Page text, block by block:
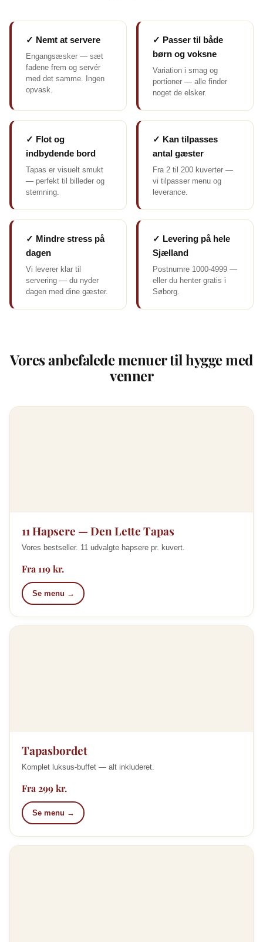
✓ Nemt at servere
Engangsæsker — sæt
fadene frem og servér
med det samme. Ingen
opvask.
✓ Passer til både
børn og voksne
Variation i smag og
portioner — alle finder
noget de elsker.
✓ Flot og
indbydende bord
Tapas er visuelt smukt
— perfekt til billeder og
stemning.
✓ Kan tilpasses
antal gæster
Fra 2 til 200 kuverter —
vi tilpasser menu og
leverance.
✓ Mindre stress på
dagen
Vi leverer klar til
servering — du nyder
dagen med dine gæster.
✓ Levering på hele
Sjælland
Postnumre 1000-4999 —
eller du henter gratis i
Søborg.
Vores anbefalede menuer til hygge med
venner
11 Hapsere — Den Lette Tapas
Vores bestseller. 11 udvalgte hapsere pr. kuvert.
Fra 119 kr.
Se menu →
Tapasbordet
Komplet luksus-buffet — alt inkluderet.
Fra 299 kr.
Se menu →